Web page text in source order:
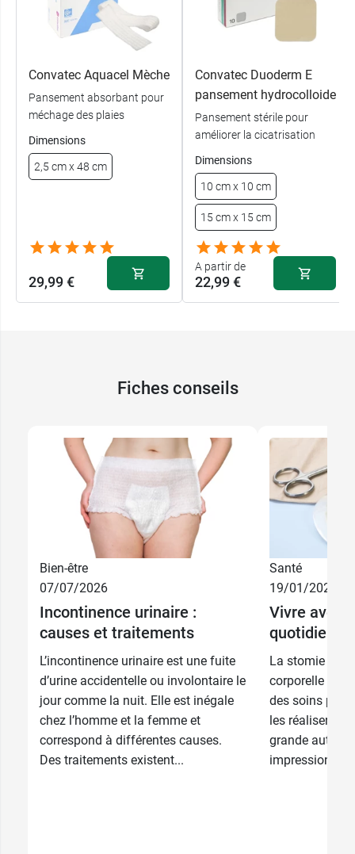
Convatec Aquacel Mèche
Pansement absorbant pour
méchage des plaies
Dimensions
2,5 cm x 48 cm
29,99 €
Convatec Duoderm E
pansement hydrocolloide
Pansement stérile pour
améliorer la cicatrisation
Dimensions
10 cm x 10 cm
15 cm x 15 cm
A partir de
22,99 €
cm
22,99 €
cm
53,99 €
Fiches conseils
Bien-être
07/07/2026
Incontinence urinaire :
causes et traitements
L’incontinence urinaire est une fuite
d’urine accidentelle ou involontaire le
jour comme la nuit. Elle est inégale
chez l’homme et la femme et
correspond à différentes causes.
Des traitements existent...
Santé
19/01/2026
Vivre avec
quotidien
La stomie est
corporelle
des soins
les réaliser
grande